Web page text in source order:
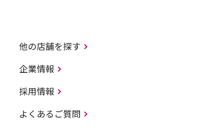
他の店舗を探す
企業情報
採用情報
よくあるご質問